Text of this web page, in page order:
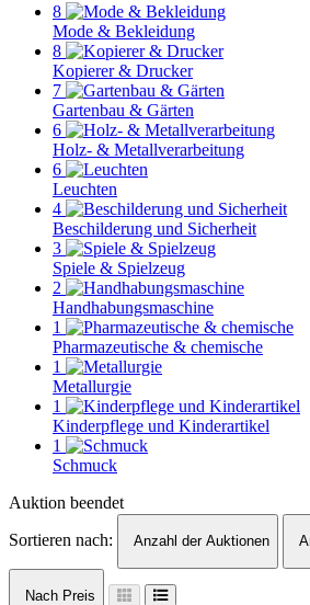
8
Mode & Bekleidung
8
Kopierer & Drucker
7
Gartenbau & Gärten
6
Holz- & Metallverarbeitung
6
Leuchten
4
Beschilderung und Sicherheit
3
Spiele & Spielzeug
2
Handhabungsmaschine
1
Pharmazeutische & chemische
1
Metallurgie
1
Kinderpflege und Kinderartikel
1
Schmuck
Auktion beendet
Sortieren nach:
Anzahl der Auktionen
Nach Preis